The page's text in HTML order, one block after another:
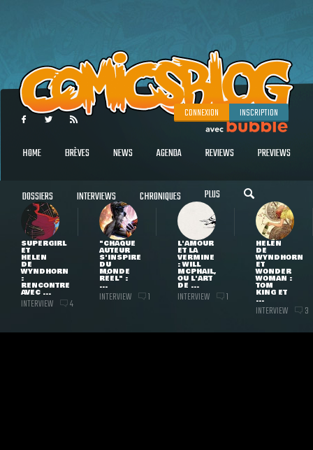
CONNEXION INSCRIPTION
HOME BRÈVES NEWS AGENDA REVIEWS PREVIEWS
DOSSIERS INTERVIEWS CHRONIQUES PLUS
SUPERGIRL
ET
HELEN
DE
WYNDHORN
:
RENCONTRE
AVEC ...
INTERVIEW 4
"CHAQUE
AUTEUR
S'INSPIRE
DU
MONDE
RÉEL" :
...
INTERVIEW 1
L'AMOUR
ET LA
VERMINE
: WILL
MCPHAIL,
OU L'ART
DE ...
INTERVIEW 1
HELEN
DE
WYNDHORN
ET
WONDER
WOMAN :
TOM
KING ET
...
INTERVIEW 3